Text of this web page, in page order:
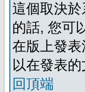
這個取決
的話, 您可
在版上發
以在發表
回頂端